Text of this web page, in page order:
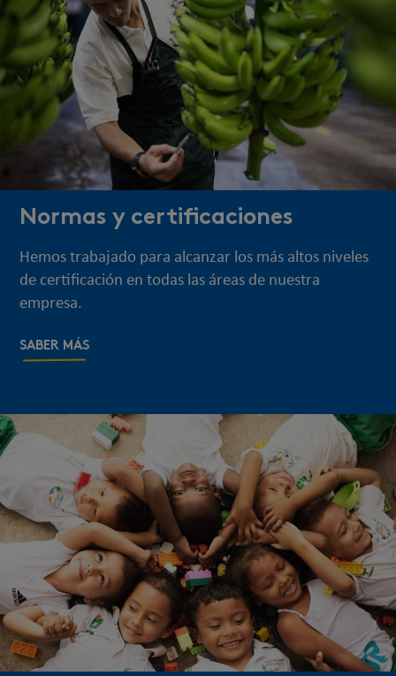
Normas y certificaciones
Hemos trabajado para alcanzar los más altos niveles
de certificación en todas las áreas de nuestra
empresa.
SABER MÁS